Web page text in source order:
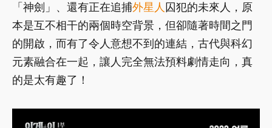
「神劍」、還有正在追捕外星人 囚犯的未來人，原
本是互不相干的兩個時空背景，但卻隨著時間之門
的開啟，而有了令人意想不到的連結，古代與科幻
元素融合在一起，讓人完全無法預料劇情走向，真
的是太有趣了！